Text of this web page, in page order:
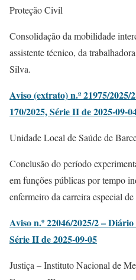
Proteção Civil
Consolidação da mobilidade
assistente técnico, da
Silva.
Aviso (extrato) n.º 21975/
170/2025, Série II de 2025-09-
Unidade Local de Saúde de
Conclusão do período
em funções públicas por tempo
enfermeiro da carreira especial
Aviso n.º 22046/2025/2 –
Série II de 2025-09-05
Justiça – Instituto Nacional de